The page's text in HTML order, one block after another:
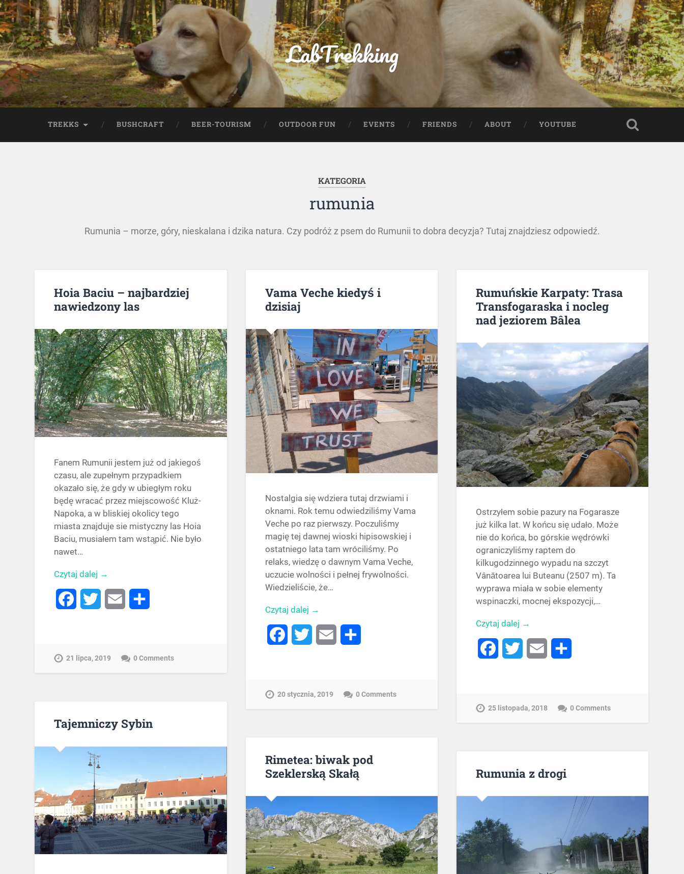
LabTrekking
TREKKS BUSHCRAFT BEER-TOURISM OUTDOOR FUN EVENTS FRIENDS ABOUT YOUTUBE
KATEGORIA
rumunia
Rumunia – morze, góry, nieskalana i dzika natura. Czy podróż z psem do Rumunii to dobra decyzja? Tutaj znajdziesz odpowiedź.
Hoia Baciu – najbardziej
nawiedzony las
Fanem Rumunii jestem już od jakiegoś
czasu, ale zupełnym przypadkiem
okazało się, że gdy w ubiegłym roku
będę wracać przez miejscowość Kluż-
Napoka, a w bliskiej okolicy tego
miasta znajduje sie mistyczny las Hoia
Baciu, musiałem tam wstąpić. Nie było
nawet…
Czytaj dalej →
FacebookTwitter Email
21 lipca, 2019 0 Comments
Vama Veche kiedyś i
dzisiaj
Nostalgia się wdziera tutaj drzwiami i
oknami. Rok temu odwiedziliśmy Vama
Veche po raz pierwszy. Poczuliśmy
magię tej dawnej wioski hipisowskiej i
ostatniego lata tam wróciliśmy. Po
relaks, wiedzę o dawnym Vama Veche,
uczucie wolności i pełnej frywolności.
Wiedzieliście, że…
Czytaj dalej →
FacebookTwitter Email
20 stycznia, 2019 0 Comments
Rumuńskie Karpaty: Trasa
Transfogaraska i nocleg
nad jeziorem Bâlea
Ostrzyłem sobie pazury na Fogarasze
już kilka lat. W końcu się udało. Może
nie do końca, bo górskie wędrówki
ograniczyliśmy raptem do
kilkugodzinnego wypadu na szczyt
Vânătoarea lui Buteanu (2507 m). Ta
wyprawa miała w sobie elementy
wspinaczki, mocnej ekspozycji,…
Czytaj dalej →
FacebookTwitter Email
25 listopada, 2018 0 Comments
Tajemniczy Sybin
Rimetea: biwak pod
Szeklerską Skałą
Rumunia z drogi